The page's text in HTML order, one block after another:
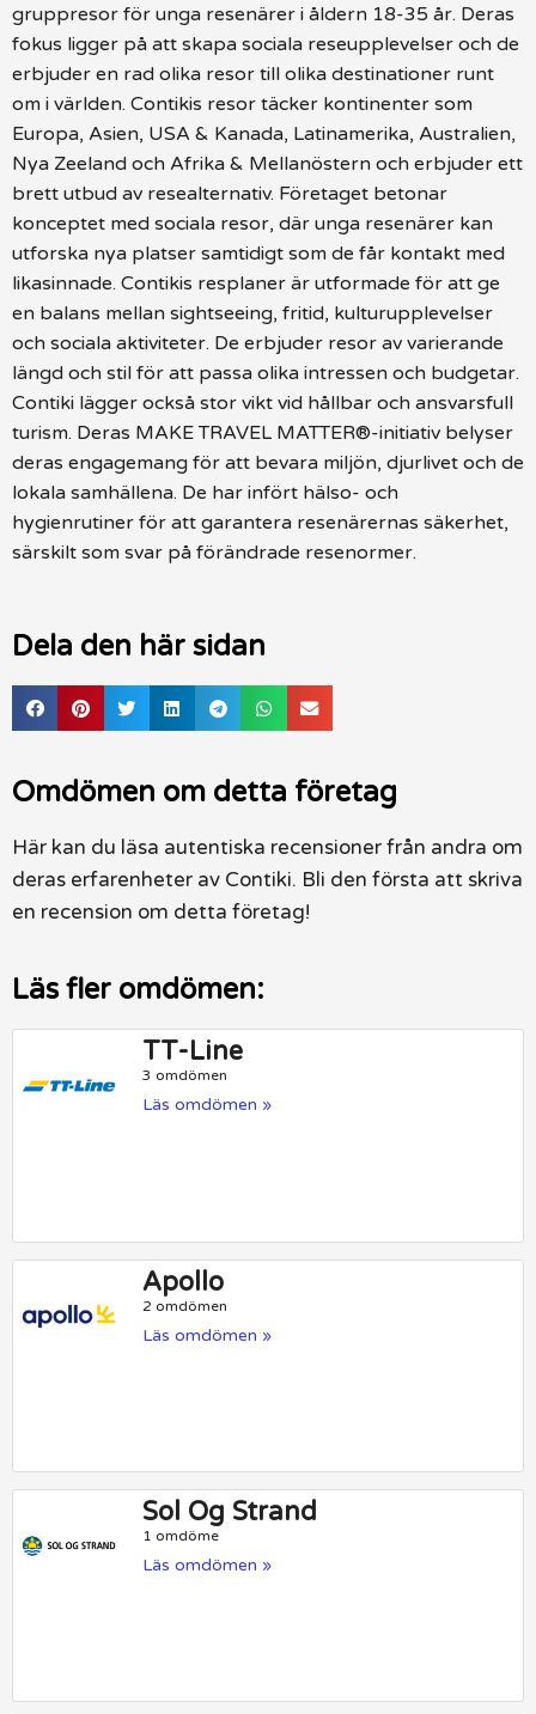
gruppresor för unga resenärer i åldern 18-35 år. Deras
fokus ligger på att skapa sociala reseupplevelser och de
erbjuder en rad olika resor till olika destinationer runt
om i världen. Contikis resor täcker kontinenter som
Europa, Asien, USA & Kanada, Latinamerika, Australien,
Nya Zeeland och Afrika & Mellanöstern och erbjuder ett
brett utbud av resealternativ. Företaget betonar
konceptet med sociala resor, där unga resenärer kan
utforska nya platser samtidigt som de får kontakt med
likasinnade. Contikis resplaner är utformade för att ge
en balans mellan sightseeing, fritid, kulturupplevelser
och sociala aktiviteter. De erbjuder resor av varierande
längd och stil för att passa olika intressen och budgetar.
Contiki lägger också stor vikt vid hållbar och ansvarsfull
turism. Deras MAKE TRAVEL MATTER®-initiativ belyser
deras engagemang för att bevara miljön, djurlivet och de
lokala samhällena. De har infört hälso- och
hygienrutiner för att garantera resenärernas säkerhet,
särskilt som svar på förändrade resenormer.
Dela den här sidan
Omdömen om detta företag
Här kan du läsa autentiska recensioner från andra om
deras erfarenheter av Contiki. Bli den första att skriva
en recension om detta företag!
Läs fler omdömen:
TT-Line
3 omdömen
Läs omdömen »
Apollo
2 omdömen
Läs omdömen »
Sol Og Strand
1 omdöme
Läs omdömen »